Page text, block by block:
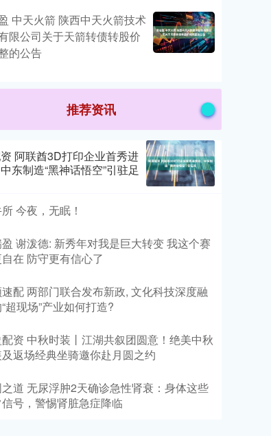
中天火箭 陕西中天火箭技术
限公司关于天箭转债转股价
的公告
推荐资讯
阿联酋3D打印企业首秀进
东制造“黑神话悟空”引驻足
今夜，无眠！
谢泼德: 新秀年对我是巨大转变 我这个赛
在 防守更有信心了
配 两部门联合发布新政, 文化科技深度融
超现场”产业如何打造?
资 中秋时装丨江湖共叙团圆意！绝美中秋
返场经典坐骑邀你赴月圆之约
道 无尿浮肿2天确诊急性肾衰：身体这些
号，警惕肾脏急症降临